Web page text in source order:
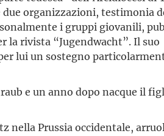
organizzazioni, testimonia
i gruppi giovanili,
la rivista “Jugendwacht”. Il suo
lui un sostegno
e un anno dopo nacque il
nella Prussia occidentale,